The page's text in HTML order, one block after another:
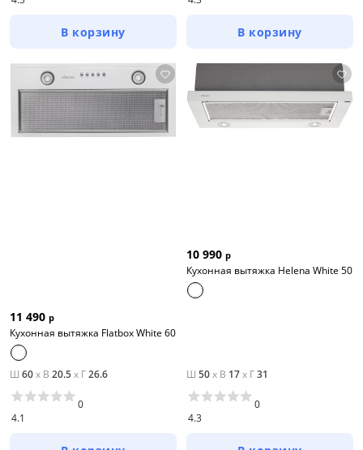
В корзину В корзину
11 490 р
Кухонная вытяжка Flatbox White 60
Ш 60x В 20.5x Г26.6
4.1
0
10 990 р
Кухонная вытяжка Helena White 50
Ш 50x В 17x Г31
4.3
0